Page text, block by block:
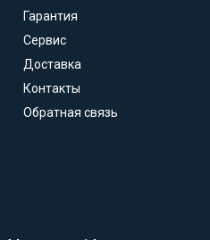
Гарантия
Сервис
Доставка
Контакты
Обратная связь